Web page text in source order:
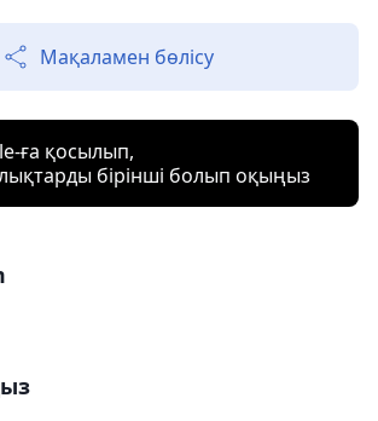
Мақаламен бөлісу
ға қосылып,
бірінші болып оқыңыз